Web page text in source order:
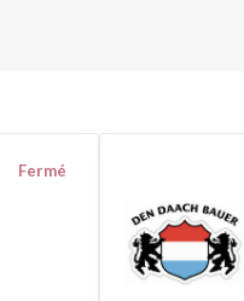
Fermé